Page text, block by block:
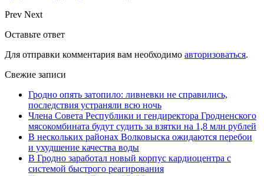
Prev Next
Оставьте ответ
Для отправки комментария вам необходимо авторизоваться.
Свежие записи
Гродно опять затопило: ливневки не справились,
последствия устраняли всю ночь
Члена Совета Республики и гендиректора Гродненского
мясокомбината будут судить за взятки на 1,8 млн рублей
В нескольких районах Волковыска ожидаются перебои
и ухудшение качества воды
В Гродно заработал новый корпус кардиоцентра с
системой быстрого реагирования